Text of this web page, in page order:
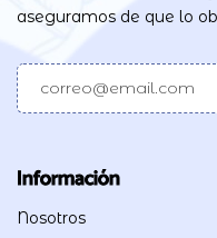
aseguramos de que lo
Información
Nosotros